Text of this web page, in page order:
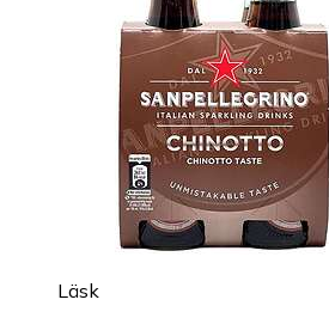
Läsk